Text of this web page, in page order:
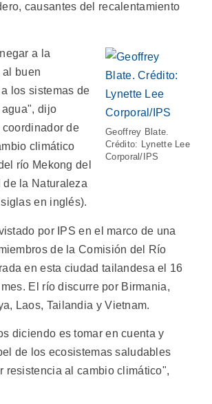
causantes del recalentamiento
Geoffrey Blate.
Crédito: Lynette Lee
Corporal/IPS
a la
al buen
los sistemas de
dijo
de
climático
río Mekong del
de la Naturaleza
en inglés).
por IPS en el marco de una
de la Comisión del Río
en esta ciudad tailandesa el 16
El río discurre por Birmania,
Laos, Tailandia y Vietnam.
diciendo es tomar en cuenta y
de los ecosistemas saludables
resistencia al cambio climático",